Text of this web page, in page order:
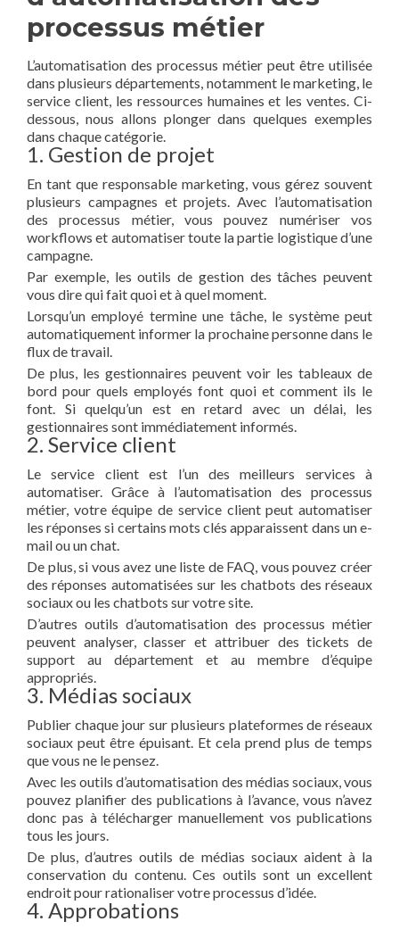
processus métier
L’automatisation des processus métier peut être utilisée
dans plusieurs départements, notamment le marketing, le
service client, les ressources humaines et les ventes. Ci-
dessous, nous allons plonger dans quelques exemples
dans chaque catégorie.
1. Gestion de projet
En tant que responsable marketing, vous gérez souvent
plusieurs campagnes et projets. Avec l’automatisation
des processus métier, vous pouvez numériser vos
workflows et automatiser toute la partie logistique d’une
campagne.
Par exemple, les outils de gestion des tâches peuvent
vous dire qui fait quoi et à quel moment.
Lorsqu’un employé termine une tâche, le système peut
automatiquement informer la prochaine personne dans le
flux de travail.
De plus, les gestionnaires peuvent voir les tableaux de
bord pour quels employés font quoi et comment ils le
font. Si quelqu’un est en retard avec un délai, les
gestionnaires sont immédiatement informés.
2. Service client
Le service client est l’un des meilleurs services à
automatiser. Grâce à l’automatisation des processus
métier, votre équipe de service client peut automatiser
les réponses si certains mots clés apparaissent dans un e-
mail ou un chat.
De plus, si vous avez une liste de FAQ, vous pouvez créer
des réponses automatisées sur les chatbots des réseaux
sociaux ou les chatbots sur votre site.
D’autres outils d’automatisation des processus métier
peuvent analyser, classer et attribuer des tickets de
support au département et au membre d’équipe
appropriés.
3. Médias sociaux
Publier chaque jour sur plusieurs plateformes de réseaux
sociaux peut être épuisant. Et cela prend plus de temps
que vous ne le pensez.
Avec les outils d’automatisation des médias sociaux, vous
pouvez planifier des publications à l’avance, vous n’avez
donc pas à télécharger manuellement vos publications
tous les jours.
De plus, d’autres outils de médias sociaux aident à la
conservation du contenu. Ces outils sont un excellent
endroit pour rationaliser votre processus d’idée.
4. Approbations